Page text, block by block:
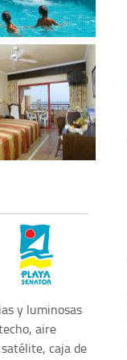
y luminosas
aire
caja de